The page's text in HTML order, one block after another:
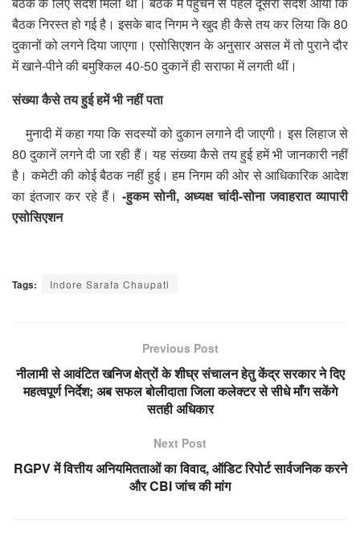
बैठक निरस्त हो गई है। इसके बाद निगम ने खुद ही कैसे तय कर लिया कि 80
दुकानों को लगने दिया जाएगा। एसोसिएशन के अनुसार असल में तो पुराने दौर
में खाने-पीने की बमुश्किल 40-50 दुकानें ही सराफा में लगती थीं।
संख्या कैसे तय हुई हमें भी नहीं पता
मुनादी में कहा गया कि सदस्यों को दुकान लगाने दी जाएगी। इस लिहाज से
80 दुकानें लगने दी जा रही हैं। यह संख्या कैसे तय हुई हमें भी जानकारी नहीं
है। कमेटी की कोई बैठक नहीं हुई। हम निगम की ओर से आधिकारिक आदेश
का इंतजार कर रहे हैं। -हुकम सोनी, अध्यक्ष चांदी-सोना जवाहरात व्यापारी
एसोसिएशन
Tags: Indore Sarafa Chaupati
Previous Post
नीलामी से आवंटित खनिज क्षेत्रों के शीघ्र संचालन हेतु केंद्र सरकार ने दिए
महत्वपूर्ण निर्देश; अब सफल बोलीदाता जिला कलेक्टर से सीधे माँग सकेंगे
सतही अधिकार
Next Post
RGPV में वित्तीय अनियमितताओं का विवाद, ऑडिट रिपोर्ट सार्वजनिक करने
और CBI जांच की मांग